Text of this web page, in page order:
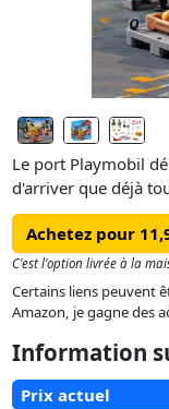
Le port Playmobil
d'arriver que déjà
Ce conteneur
l'œil des douaniers
rien d'anormal ne
Contient deux
Achetez pour
C'est l'option livrée à la
Certains liens peuvent
Amazon, je gagne des
Information
Prix actuel